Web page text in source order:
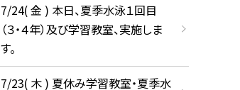
7/24( 金 ) 本日、夏季水泳１回目
（３・４年）及び学習教室、実施しま
す。
7/23( 木 ) 夏休み学習教室・夏季水